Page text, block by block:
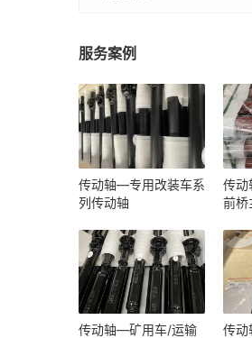
服务案例
传动轴—专用改装车系
列传动轴
传
前
传动轴—矿用车/运输
传